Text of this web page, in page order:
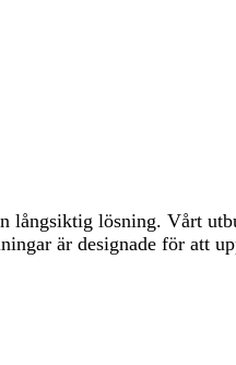
långsiktig lösning. Vårt
är designade för att